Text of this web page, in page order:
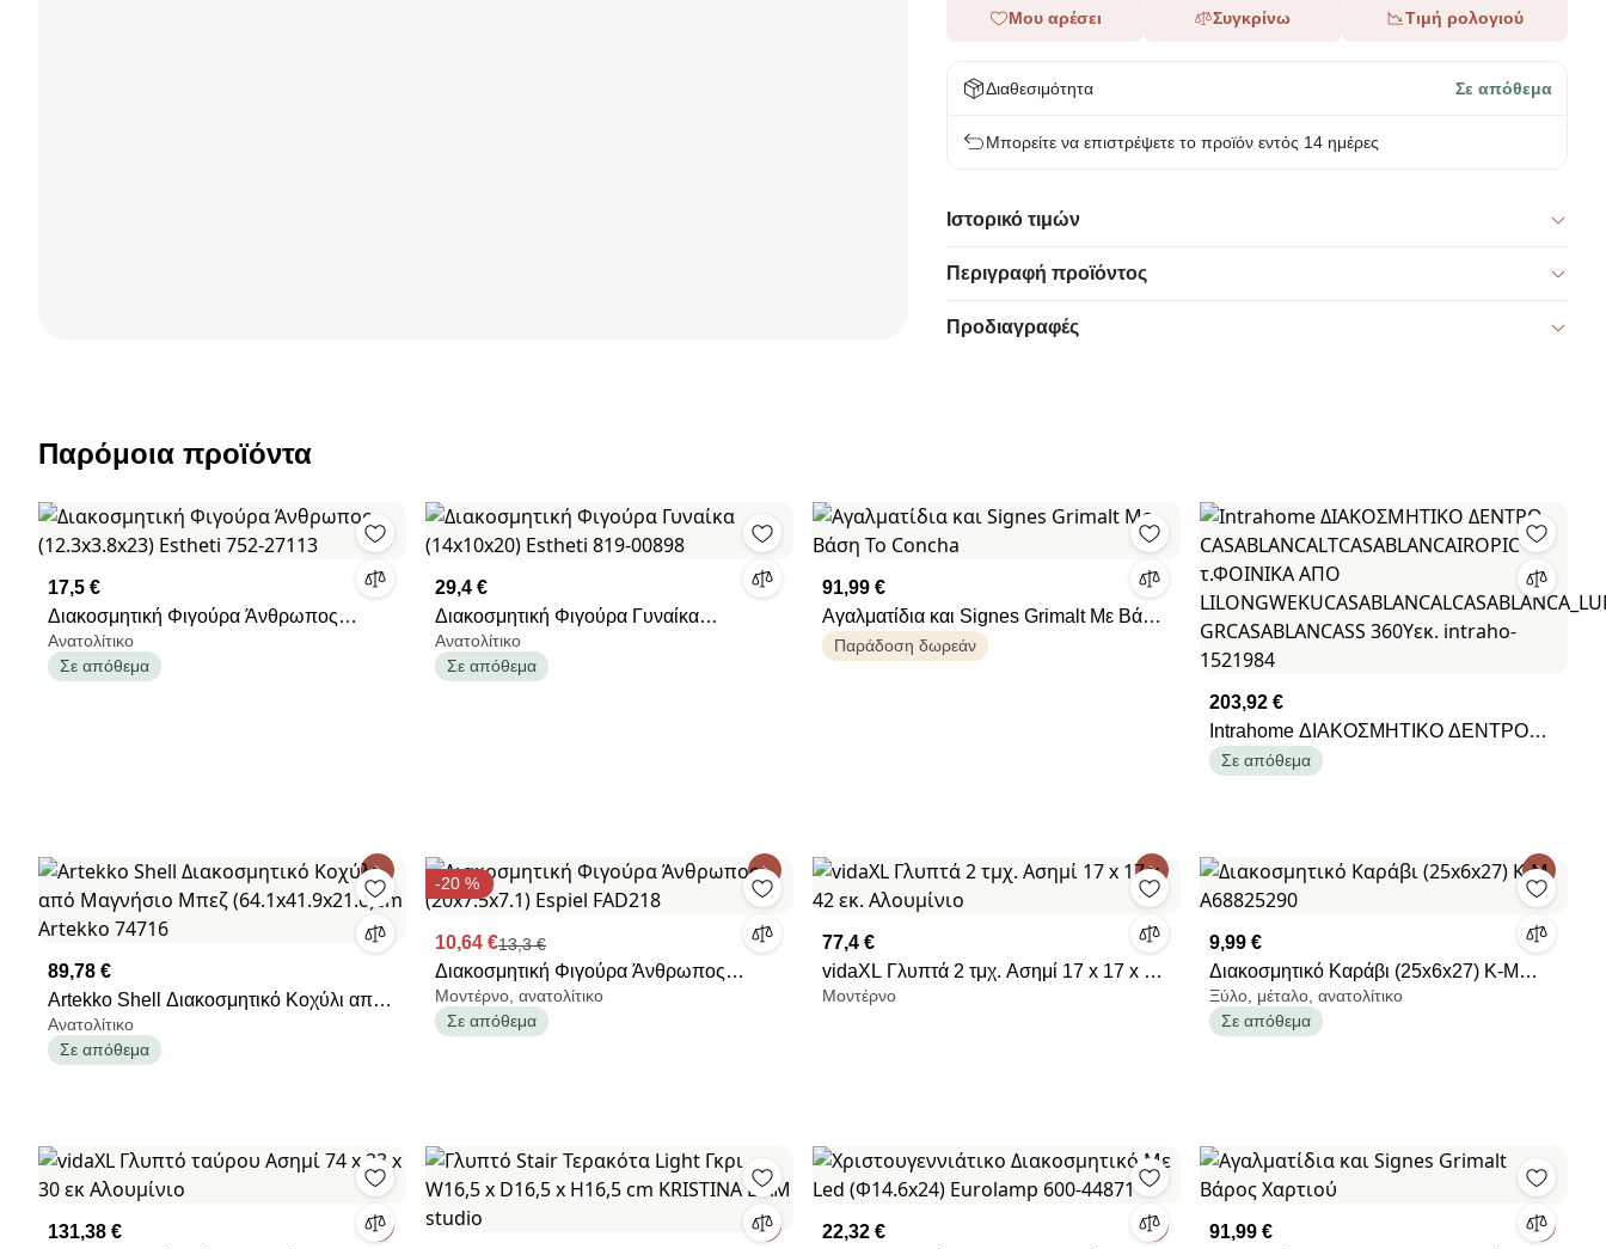
Μου αρέσει Συγκρίνω Τιμή ρολογιού
Διαθεσιμότητα Σε απόθεμα
Μπορείτε να επιστρέψετε το προϊόν εντός 14 ημέρες
Ιστορικό τιμών
Περιγραφή προϊόντος
Προδιαγραφές
Παρόμοια προϊόντα
17,5 €
Διακοσμητική Φιγούρα Άνθρωπος
(12.3x3.8x23) Estheti 752-27113
Ανατολίτικο
Σε απόθεμα
29,4 €
Διακοσμητική Φιγούρα Γυναίκα
(14x10x20) Estheti 819-00898
Ανατολίτικο
Σε απόθεμα
91,99 €
Αγαλματίδια και Signes Grimalt Με Βάση
Το Concha
Παράδοση δωρεάν
203,92 €
Intrahome ΔΙΑΚΟΣΜΗΤΙΚΟ ΔΕΝΤΡΟ
CASABLANCALTCASABLANCAIROPIC
1521984
Σε απόθεμα
89,78 €
Artekko Shell Διακοσμητικό Κοχύλι από
Μαγνήσιο Μπεζ (64.1x41.9x21.6)cm
Artekko 74716
Ανατολίτικο
Σε απόθεμα
-20 %
10,64 €13,3 €
Διακοσμητική Φιγούρα Άνθρωπος
(20x7.5x7.1) Espiel FAD218
Μοντέρνο, ανατολίτικο
Σε απόθεμα
77,4 €
vidaXL Γλυπτά 2 τμχ. Ασημί 17 x 17 x 42
εκ. Αλουμίνιο
Μοντέρνο
9,99 €
Διακοσμητικό Καράβι (25x6x27) K-M
A68825290
Ξύλο, μέταλο, ανατολίτικο
Σε απόθεμα
131,38 €
22,32 €
91,99 €